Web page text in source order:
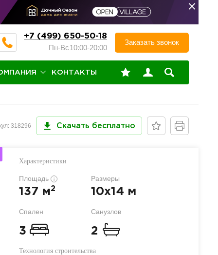
+7 (499) 650-50-18
Пн-Вс10:00-20:00
Заказать звонок
КОНТАКТЫ
318296 Скачать бесплатно
Характеристики
Площадь i
137 м2
Размеры
10x14 м
Спален
3
Санузлов
2
Технология строительства